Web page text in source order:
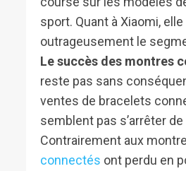
sport. Quant à Xiaomi,
outrageusement le
Le succès des montres
reste pas sans
ventes de bracelets
semblent pas s’arrêter
Contrairement aux
connectés ont perdu en